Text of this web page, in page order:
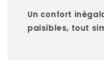
Un confort
paisibles, tout